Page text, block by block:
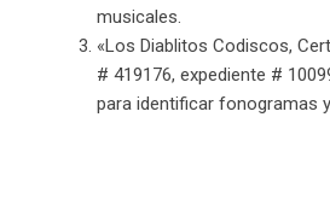
musicales.
«Los Diablitos Codiscos,
# 419176, expediente #
para identificar fonogramas